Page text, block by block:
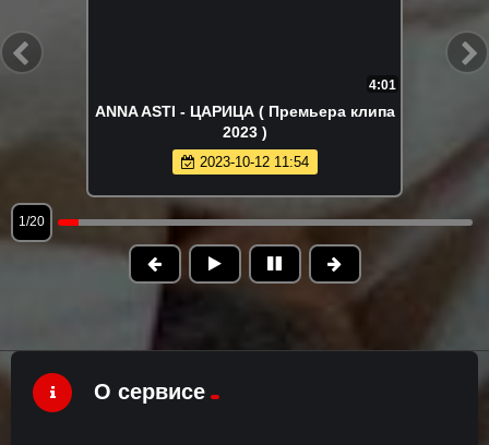
4:01
ANNA ASTI - ЦАРИЦА ( Премьера клипа
2023 )
2023-10-12 11:54
1/20
О сервисе